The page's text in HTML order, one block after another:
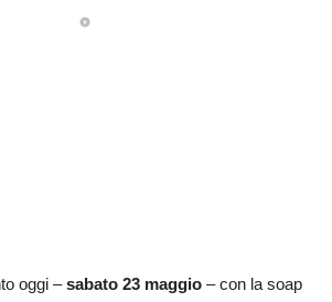
oggi –sabato 23 maggio – con la soap